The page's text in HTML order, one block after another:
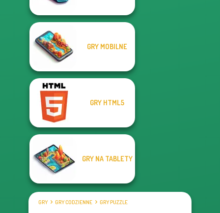
GRY MOBILNE
GRY HTML5
GRY NA TABLETY
GRY GRY CODZIENNE GRY PUZZLE